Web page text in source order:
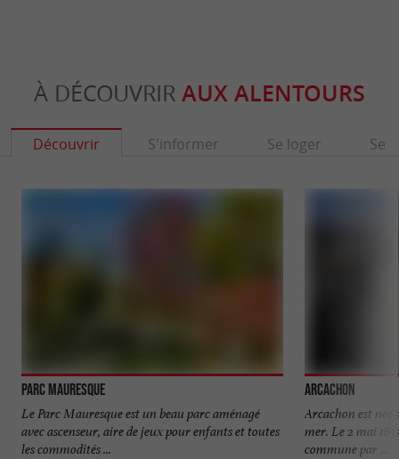
À DÉCOUVRIR AUX ALENTOURS
Découvrir S'informer Se loger Se
Parc Mauresque
Le Parc Mauresque est un beau parc aménagé
avec ascenseur, aire de jeux pour enfants et toutes
les commodités ...
Arcachon
Arcachon est née
mer. Le 2 mai
commune par ...